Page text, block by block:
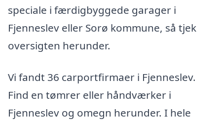
speciale i færdigbyggede garager i
Fjenneslev eller Sorø kommune, så tjek
oversigten herunder.
Vi fandt 36 carportfirmaer i Fjenneslev.
Find en tømrer eller håndværker i
Fjenneslev og omegn herunder. I hele